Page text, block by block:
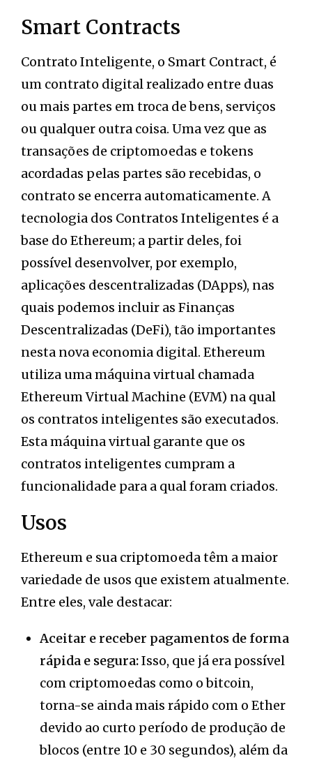
Smart Contracts
Contrato Inteligente, o Smart Contract, é
um contrato digital realizado entre duas
ou mais partes em troca de bens, serviços
ou qualquer outra coisa. Uma vez que as
transações de criptomoedas e tokens
acordadas pelas partes são recebidas, o
contrato se encerra automaticamente. A
tecnologia dos Contratos Inteligentes é a
base do Ethereum; a partir deles, foi
possível desenvolver, por exemplo,
aplicações descentralizadas (DApps), nas
quais podemos incluir as Finanças
Descentralizadas (DeFi), tão importantes
nesta nova economia digital. Ethereum
utiliza uma máquina virtual chamada
Ethereum Virtual Machine (EVM) na qual
os contratos inteligentes são executados.
Esta máquina virtual garante que os
contratos inteligentes cumpram a
funcionalidade para a qual foram criados.
Usos
Ethereum e sua criptomoeda têm a maior
variedade de usos que existem atualmente.
Entre eles, vale destacar:
Aceitar e receber pagamentos de forma
rápida e segura:Isso, que já era possível
com criptomoedas como o bitcoin,
torna-se ainda mais rápido com o Ether
devido ao curto período de produção de
blocos (entre 10 e 30 segundos), além da